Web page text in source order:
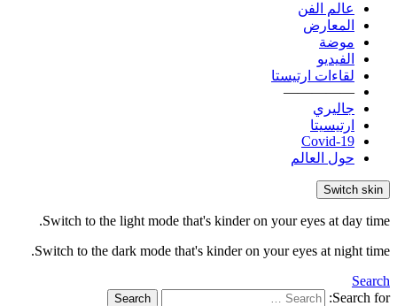
عالم الفن
المعارض
موضة
الفيديو
لقاءات ارتيستا
—————
جاليري
ارتيسيتا
Covid-19
حول العالم
Switch skin
Switch to the light mode that's kinder on your eyes at day time.
Switch to the dark mode that's kinder on your eyes at night time.
Search
Search for:
Search